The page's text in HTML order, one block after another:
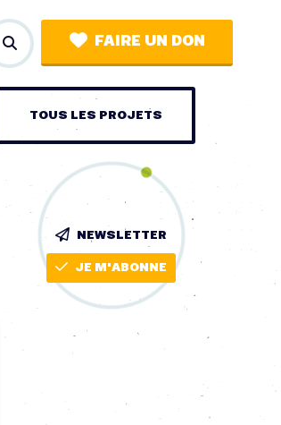
FAIRE UN DON
TOUS LES PROJETS
NEWSLETTER
JE M'ABONNE